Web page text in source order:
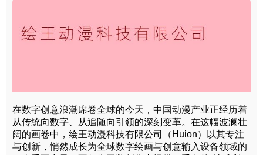
在数字创意浪潮席卷全球的今天，中国动漫产业正经历着
从传统向数字、从追随向引领的深刻变革。在这幅波澜壮
阔的画卷中，绘王动漫科技有限公司（Huion）以其专注
与创新，悄然成长为全球数字绘画与创意输入设备领域的